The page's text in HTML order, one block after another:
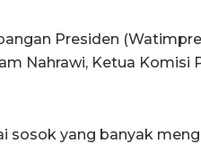
Presiden
Nahrawi, Ketua Komisi
sosok yang banyak